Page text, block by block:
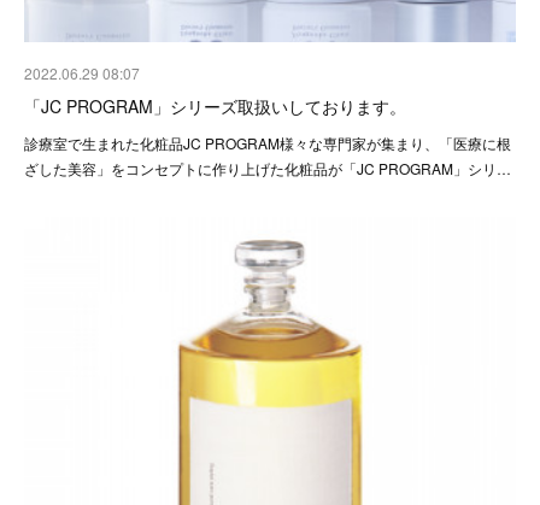
2022.06.29 08:07
「JC PROGRAM」シリーズ取扱いしております。
診療室で生まれた化粧品JC PROGRAM様々な専門家が集まり、「医療に根
ざした美容」をコンセプトに作り上げた化粧品が「JC PROGRAM」シリ…